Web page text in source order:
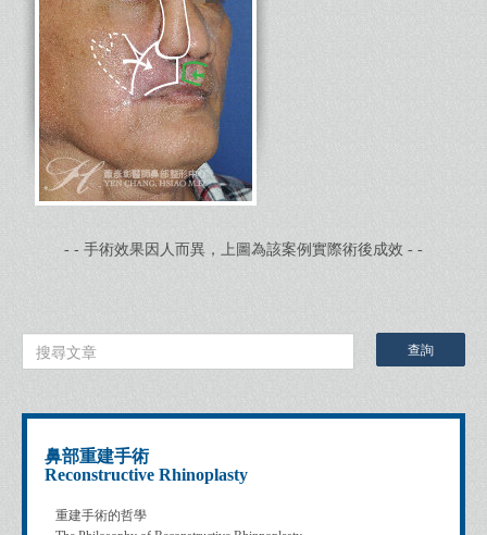
- - 手術效果因人而異，上圖為該案例實際術後成效 - -
鼻部重建手術
Reconstructive Rhinoplasty
重建手術的哲學